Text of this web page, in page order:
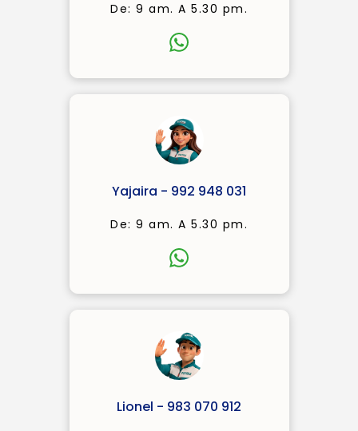
De: 9 am. A 5.30 pm.
Yajaira - 992 948 031
De: 9 am. A 5.30 pm.
Lionel - 983 070 912